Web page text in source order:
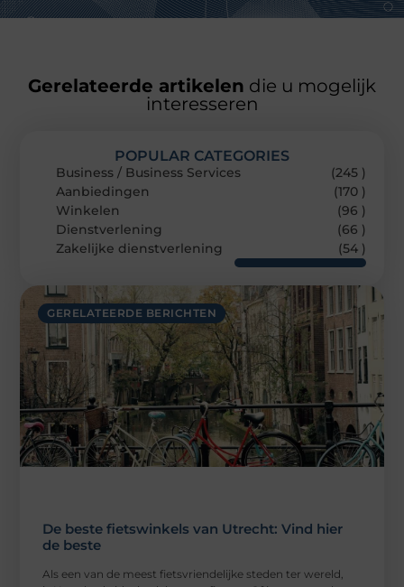
Gerelateerde artikelen die u mogelijk
interesseren
GERELATEERDE BERICHTEN
De beste fietswinkels van Utrecht: Vind hier
de beste
Als een van de meest fietsvriendelijke steden ter wereld,
POPULAR CATEGORIES
Business / Business Services
(245 )
Aanbiedingen
(170 )
Winkelen
(96 )
Dienstverlening
(66 )
Zakelijke dienstverlening
(54 )